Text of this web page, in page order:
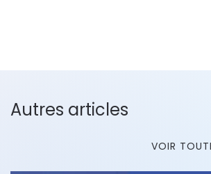
Autres articles
VOIR